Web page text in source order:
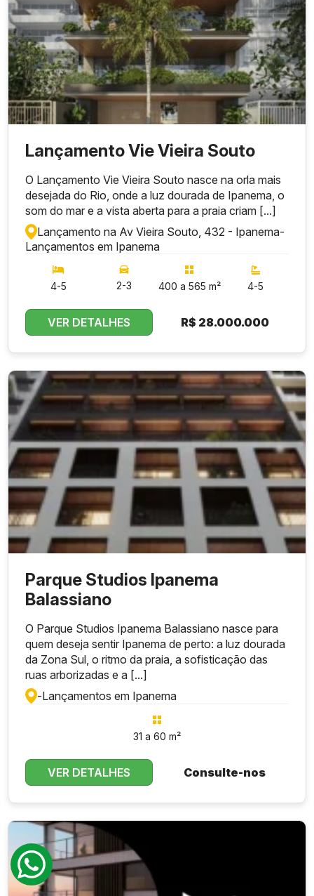
Lançamento Vie Vieira Souto
O Lançamento Vie Vieira Souto nasce na orla mais
desejada do Rio, onde a luz dourada de Ipanema, o
som do mar e a vista aberta para a praia criam [...]
Lançamento na Av Vieira Souto, 432 - Ipanema-
Lançamentos em Ipanema
4-5 2-3 400 a 565 m² 4-5
VER DETALHES R$ 28.000.000
Parque Studios Ipanema
Balassiano
O Parque Studios Ipanema Balassiano nasce para
quem deseja sentir Ipanema de perto: a luz dourada
da Zona Sul, o ritmo da praia, a sofisticação das
ruas arborizadas e a [...]
-Lançamentos em Ipanema
31 a 60 m²
VER DETALHES Consulte-nos